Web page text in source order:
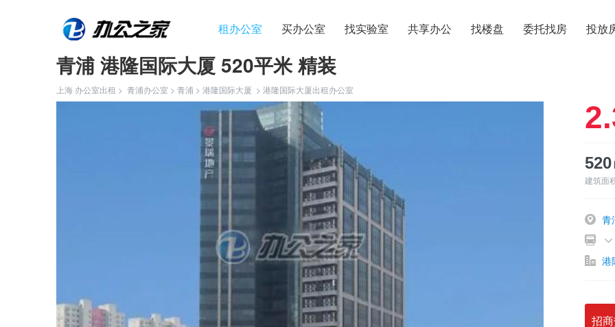
租办公室 买办公室 找实验室 共享办公 找楼盘 委托找房 投放
青浦 港隆国际大厦 520平米 精装
上海 办公室出租 > 青浦办公室 > 青浦 > 港隆国际大厦 > 港隆国际大厦出租办公室
建筑面
青
港
招